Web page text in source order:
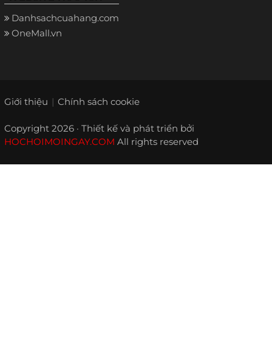
Danhsachcuahang.com
OneMall.vn
Giới thiệu Chính sách cookie
Copyright 2026 · Thiết kế và phát triển bởi
HOCHOIMOINGAY.COM All rights reserved